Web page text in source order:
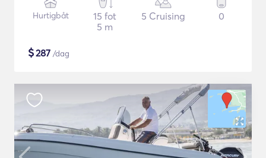
Hurtigbåt
15 fot
5 m
5 Cruising 0
$287 /dag